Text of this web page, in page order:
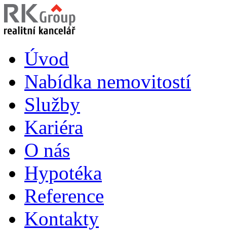
Úvod
Nabídka nemovitostí
Služby
Kariéra
O nás
Hypotéka
Reference
Kontakty